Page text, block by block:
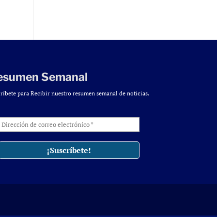
Semanal
para Recibir nuestro resumen semanal de noticias.